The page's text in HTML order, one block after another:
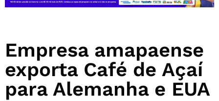
Empresa amapaense
exporta Café de Açaí
para Alemanha e EUA